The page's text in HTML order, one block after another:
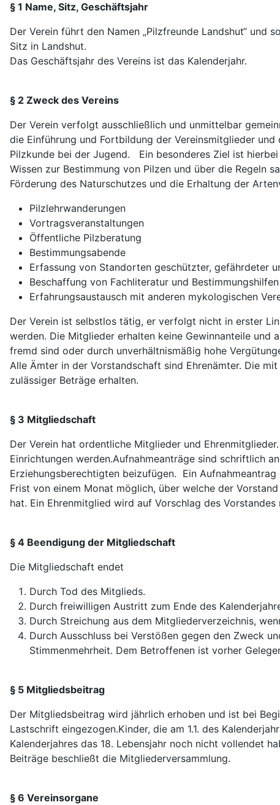
§ 1 Name, Sitz, Geschäftsjahr
Der Verein führt den Namen „Pilzfreunde Landshut“ und
Sitz in Landshut.
Das Geschäftsjahr des Vereins ist das Kalenderjahr.
§ 2 Zweck des Vereins
Der Verein verfolgt ausschließlich und unmittelbar
die Einführung und Fortbildung der Vereinsmitglieder
Pilzkunde bei der Jugend. Ein besonderes Ziel ist
Wissen zur Bestimmung von Pilzen und über die Regeln
Förderung des Naturschutzes und die Erhaltung der
Pilzlehrwanderungen
Vortragsveranstaltungen
Öffentliche Pilzberatung
Bestimmungsabende
Erfassung von Standorten geschützter, gefährdeter
Beschaffung von Fachliteratur und
Erfahrungsaustausch mit anderen mykologischen
Der Verein ist selbstlos tätig, er verfolgt nicht in erster
werden. Die Mitglieder erhalten keine Gewinnanteile und
fremd sind oder durch unverhältnismäßig hohe
Alle Ämter in der Vorstandschaft sind Ehrenämter. Die
zulässiger Beträge erhalten.
§ 3 Mitgliedschaft
Der Verein hat ordentliche Mitglieder und
Einrichtungen werden.Aufnahmeanträge sind schriftlich
Erziehungsberechtigten beizufügen. Ein
Frist von einem Monat möglich, über welche der
hat. Ein Ehrenmitglied wird auf Vorschlag des
§ 4 Beendigung der Mitgliedschaft
Die Mitgliedschaft endet
Durch Tod des Mitglieds.
Durch freiwilligen Austritt zum Ende des
Durch Streichung aus dem Mitgliederverzeichnis,
Durch Ausschluss bei Verstößen gegen den Zweck
Stimmenmehrheit. Dem Betroffenen ist vorher
§ 5 Mitgliedsbeitrag
Der Mitgliedsbeitrag wird jährlich erhoben und ist bei
Lastschrift eingezogen.Kinder, die am 1.1. des
Kalenderjahres das 18. Lebensjahr noch nicht vollendet
Beiträge beschließt die Mitgliederversammlung.
§ 6 Vereinsorgane